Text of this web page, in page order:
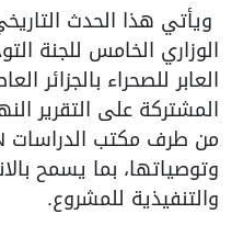
هذا الحدث التاريخي
الخامس للجنة
للصحراء بالجزائر
على التقرير
بما يسمح
للمشروع.